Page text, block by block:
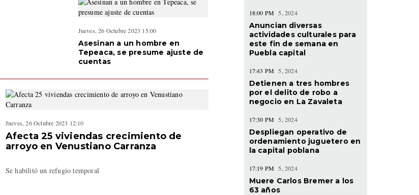
Jueves, 26 Octubre 2023 15:00
Asesinan a un hombre en
Tepeaca, se presume ajuste de
cuentas
Jueves, 26 Octubre 2023 12:10
Afecta 25 viviendas crecimiento de
arroyo en Venustiano Carranza
Se habilitó un refugio temporal
18:00 PM 5, 2024
Anuncian diversas
actividades culturales para
este fin de semana en
Puebla capital
17:43 PM 5, 2024
Detienen a tres hombres
por el delito de robo a
negocio en La Zavaleta
17:30 PM 5, 2024
Despliegan operativo de
ordenamiento juguetero en
la capital poblana
17:19 PM 5, 2024
Muere Carlos Bremer a los
63 años